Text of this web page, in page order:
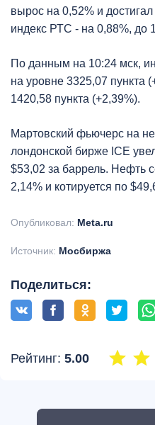
вырос на 0,52% и
индекс РТС - на 0,88%, до
По данным на 10:24 мск,
на уровне 3325,07 пункта
1420,58 пункта (+2,39%).
Мартовский фьючерс на
лондонской бирже ICE
$53,02 за баррель. Нефть
2,14% и котируется по
Опубликовал: Meta.ru
Источник: Мосбиржа
Поделиться:
Рейтинг: 5.00